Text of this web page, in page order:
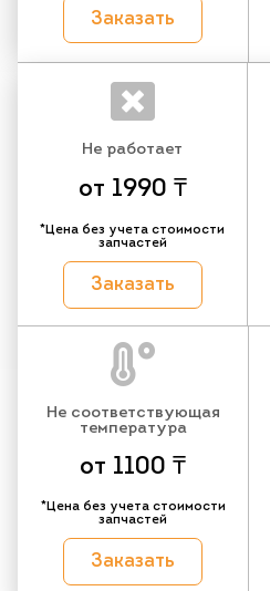
Заказать
Не работает
от 1990 ₸
*Цена без учета стоимости
запчастей
Заказать
Не соответствующая
температура
от 1100 ₸
*Цена без учета стоимости
запчастей
Заказать